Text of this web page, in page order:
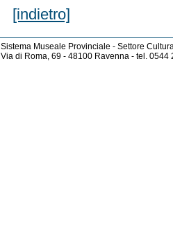
[indietro]
Sistema Museale Provinciale - Settore
Via di Roma, 69 - 48100 Ravenna - tel.